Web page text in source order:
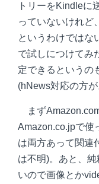
トリーをKindleに
っていないけれど
というわけではな
で試しにつけてみ
定できるというの
(hNews対応の方
まず
Amazon.co.jpで使
は両方あって関連
は不明)。あと、
いので画像とか